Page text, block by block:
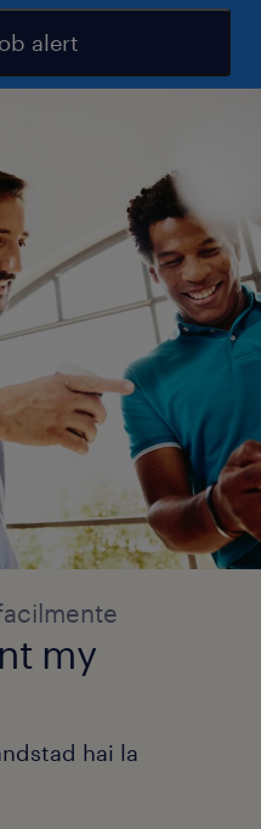
alert
my
hai la